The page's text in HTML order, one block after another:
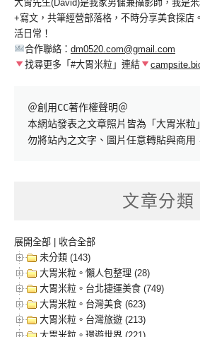
大胃先生(David)是我家男傭兼攝影師，我是
+寫文，共筆經營部落格，不時分享美食探店
活日常！
合作聯絡： dm0520.com@gmail.com
找尋更多「#大胃米粒」連結
＠創用CC著作權聲明＠
本網站發表之文章照片皆為「大胃米粒
勿將站內之文字、圖片任意轉貼與商用
文章分類
展開全部 | 收合全部
未分類 (143)
大胃米粒。懶人包整理 (28)
大胃米粒。台北捷運美食 (749)
大胃米粒。台灣美食 (623)
大胃米粒。台灣旅遊 (213)